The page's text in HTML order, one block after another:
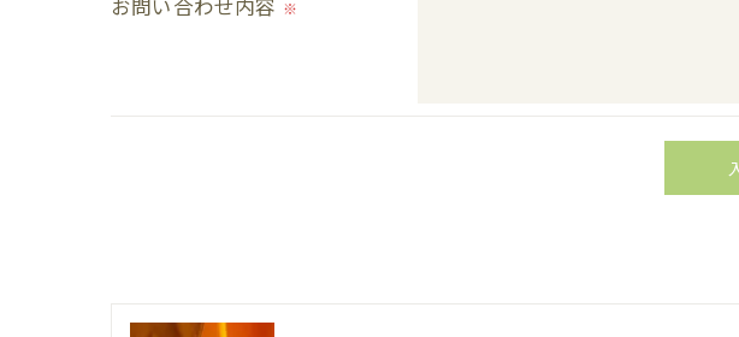
当社では、お客様の個人情報の開示･訂正･削除・利用停止の手
個人情報の開示･訂正･削除・利用停止の具体的手続きにつきまし
※